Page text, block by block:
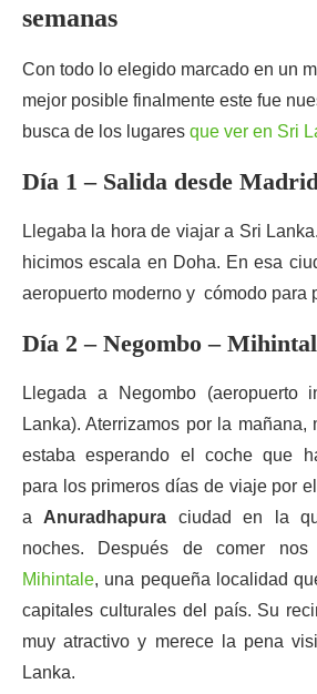
semanas
Con todo lo elegido marcado en un
mejor posible finalmente este fue
busca de los lugares que ver en Sri
Día 1 – Salida desde
Llegaba la hora de viajar a Sri
hicimos escala en Doha. En esa
aeropuerto moderno y cómodo para
Día 2 – Negombo –
Llegada a Negombo (aeropuerto
Lanka). Aterrizamos por la mañana,
estaba esperando el coche que
para los primeros días de viaje por
a Anuradhapura ciudad en la
noches. Después de comer
Mihintale, una pequeña localidad
capitales culturales del país. Su
muy atractivo y merece la pena
Lanka.